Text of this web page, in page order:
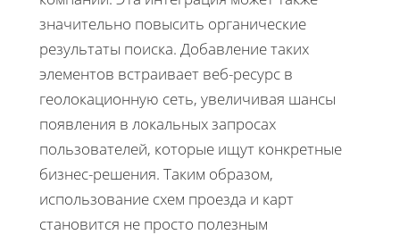
значительно повысить органические
результаты поиска. Добавление таких
элементов встраивает веб-ресурс в
геолокационную сеть, увеличивая шансы
появления в локальных запросах
пользователей, которые ищут конкретные
бизнес-решения. Таким образом,
использование схем проезда и карт
становится не просто полезным